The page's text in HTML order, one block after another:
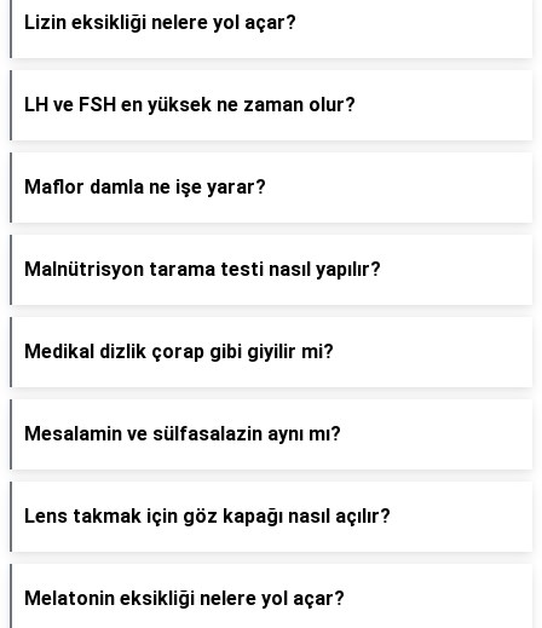
Lizin eksikliği nelere yol açar?
LH ve FSH en yüksek ne zaman olur?
Maflor damla ne işe yarar?
Malnütrisyon tarama testi nasıl yapılır?
Medikal dizlik çorap gibi giyilir mi?
Mesalamin ve sülfasalazin aynı mı?
Lens takmak için göz kapağı nasıl açılır?
Melatonin eksikliği nelere yol açar?